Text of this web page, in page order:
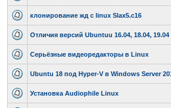
клонирование жд с linux Slax5.c16
Отличия версий Ubuntuu 16.04, 18.04,
Серьёзные видеоредакторы в Linux
Ubuntu 18 под Hyper-V в Windows Server
Установка Audiophile Linux